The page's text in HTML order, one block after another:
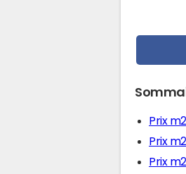
Prix
Prix
Prix